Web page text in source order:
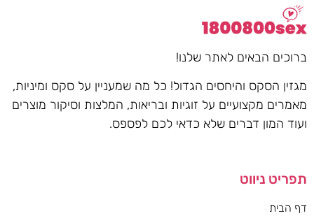
ברוכים הבאים לאתר שלנו!
מגזין הסקס והיחסים הגדול! כל מה שמעניין על סקס ומיניות,
מאמרים מקצועיים על זוגיות ובריאות, המלצות וסיקור מוצרים
ועוד המון דברים שלא כדאי לכם לפספס.
תפריט ניווט
דף הבית